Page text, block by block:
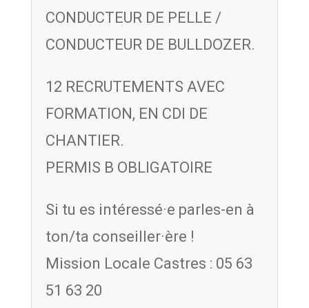
CONDUCTEUR DE PELLE /
CONDUCTEUR DE BULLDOZER.
12 RECRUTEMENTS AVEC
FORMATION, EN CDI DE
CHANTIER.
PERMIS B OBLIGATOIRE
Si tu es intéressé·e parles-en à
ton/ta conseiller·ère !
Mission Locale Castres : 05 63
51 63 20